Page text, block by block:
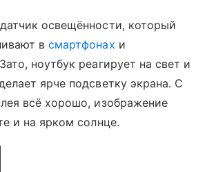
освещённости, который
всмартфонах и
ноутбук реагирует на свет и
ярче подсветку экрана. С
всё хорошо, изображение
и на ярком солнце.